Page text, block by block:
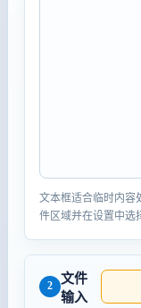
文本框适合临时内容
件区域并在设置中选
2
文件
输入